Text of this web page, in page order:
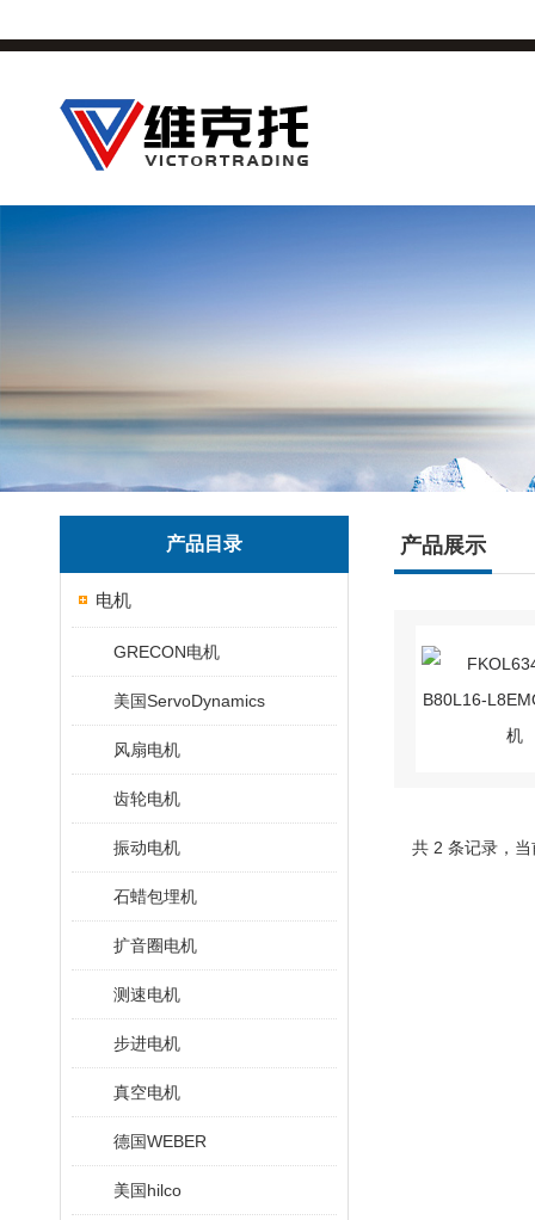
产品目录
电机
GRECON电机
美国ServoDynamics
风扇电机
齿轮电机
振动电机
石蜡包埋机
扩音圈电机
测速电机
步进电机
真空电机
德国WEBER
美国hilco
产品展示
共 2 条记录，